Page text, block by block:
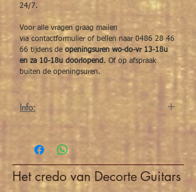
24/7.
Voor alle vragen graag mailen
via contactformulier of bellen naar 0486 28 46
66 tijdens de openingsuren wo-do-vr 13-18u
en za 10-18u doorlopend . Of op afspraak
buiten de openingsuren.
Info:
Deze ultra lichte capo van d'Addario
, ideaal
voor een
folkgitaar . Werkt met schroefdraad
en kan vliegensvlug verplaatst worden. Qua
design en grote is die veel kleiner en
eleganter dan de capo's met een
Het credo van Decorte Guitars